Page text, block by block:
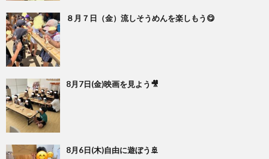
８月７日（金）流しそうめんを楽しもう😋
8月7日(金)映画を見よう🎥
8月6日(木)自由に遊ぼう🚢